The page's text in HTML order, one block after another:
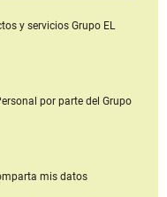
y serviciosGrupo EL
por parte del Grupo
mis datos